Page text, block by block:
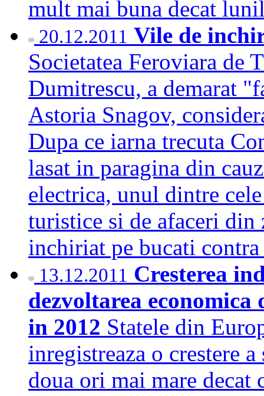
mult mai buna decat
20.12.2011 Vile de
Societatea Feroviara de
Dumitrescu, a demarat
Astoria Snagov,
Dupa ce iarna trecuta
lasat in paragina din
electrica, unul dintre
turistice si de afaceri din
inchiriat pe bucati
13.12.2011 Cresterea
dezvoltarea
in 2012 Statele din
inregistreaza o crestere
doua ori mai mare decat